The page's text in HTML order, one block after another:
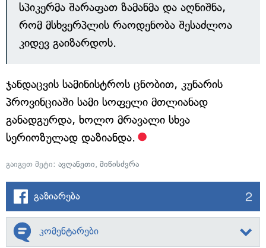
სპიკერმა შარაფათ ზამანმა და აღნიშნა,
რომ მსხვერპლის რაოდენობა შესაძლოა
კიდევ გაიზარდოს.
ჯანდაცვის სამინისტროს ცნობით, კუნარის
პროვინციაში სამი სოფელი მთლიანად
განადგურდა, ხოლო მრავალი სხვა
სერიოზულად დაზიანდა.
გაიგეთ მეტი: ავღანეთი, მიწისძვრა
გაზიარება 2
კომენტარები